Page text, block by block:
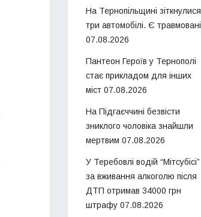
На Тернопільщині зіткнулися
три автомобілі. Є травмовані
07.08.2026
Пантеон Героїв у Тернополі
стає прикладом для інших
міст 07.08.2026
На Підгаєччині безвісти
зниклого чоловіка знайшли
мертвим 07.08.2026
У Теребовлі водій “Мітсубісі”
за вживання алкоголю після
ДТП отримав 34000 грн
штрафу 07.08.2026